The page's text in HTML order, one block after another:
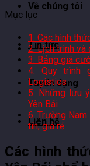
Về chúng tôi
Tin tức
Tuyển dụng
Liên hệ
Mục lục
1. Các hình
2.Lịch trình và
3. Bảng giá
4. Quy trình
Logistics
5. Những lưu
Yên Bái
6. Trường
tín, giá rẻ
Các hình